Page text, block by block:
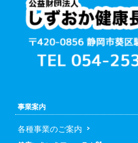
事業案内
各種事業のご案内